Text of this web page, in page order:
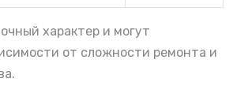
характер и могут
от сложности ремонта и